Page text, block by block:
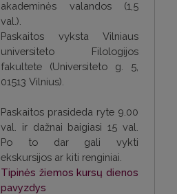
akademinės valandos (1,5
val.).
Paskaitos vyksta Vilniaus
universiteto Filologijos
fakultete (Universiteto g. 5,
01513 Vilnius).
Paskaitos prasideda ryte 9.00
val. ir dažnai baigiasi 15 val.
Po to dar gali vykti
ekskursijos ar kiti renginiai.
Tipinės žiemos kursų dienos
pavyzdys